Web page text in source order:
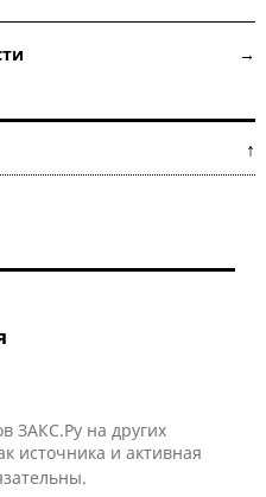
новости →
↑
ЗАКС.Ру на других
источника и активная